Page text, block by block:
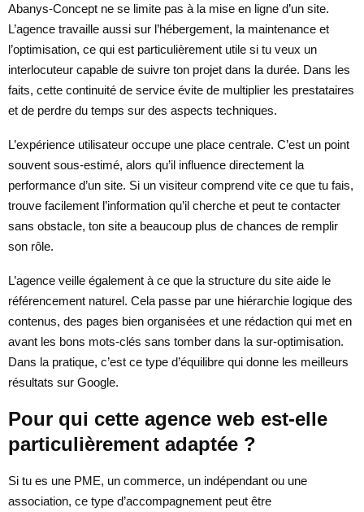
Abanys-Concept ne se limite pas à la mise en ligne d’un site.
L’agence travaille aussi sur l’hébergement, la maintenance et
l’optimisation, ce qui est particulièrement utile si tu veux un
interlocuteur capable de suivre ton projet dans la durée. Dans les
faits, cette continuité de service évite de multiplier les prestataires
et de perdre du temps sur des aspects techniques.
L’expérience utilisateur occupe une place centrale. C’est un point
souvent sous-estimé, alors qu’il influence directement la
performance d’un site. Si un visiteur comprend vite ce que tu fais,
trouve facilement l’information qu’il cherche et peut te contacter
sans obstacle, ton site a beaucoup plus de chances de remplir
son rôle.
L’agence veille également à ce que la structure du site aide le
référencement naturel. Cela passe par une hiérarchie logique des
contenus, des pages bien organisées et une rédaction qui met en
avant les bons mots-clés sans tomber dans la sur-optimisation.
Dans la pratique, c’est ce type d’équilibre qui donne les meilleurs
résultats sur Google.
Pour qui cette agence web est-elle
particulièrement adaptée ?
Si tu es une PME, un commerce, un indépendant ou une
association, ce type d’accompagnement peut être